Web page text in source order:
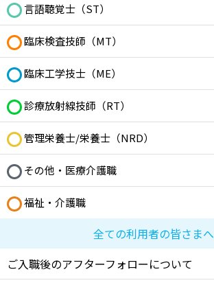
言語聴覚士（ST）
臨床検査技師（MT）
臨床工学技士（ME）
診療放射線技師（RT）
管理栄養士/栄養士（NRD）
その他・医療介護職
福祉・介護職
全ての利用者の皆さまへ
ご入職後のアフターフォローについて